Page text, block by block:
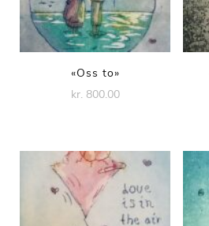
«Oss to»
kr. 800.00